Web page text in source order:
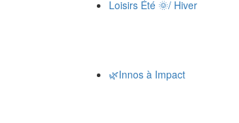
Loisirs Été 🌞/ Hiver
🌿Innos à Impact